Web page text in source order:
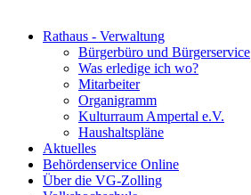
Rathaus - Verwaltung
Bürgerbüro und Bürgerservice
Was erledige ich wo?
Mitarbeiter
Organigramm
Kulturraum Ampertal e.V.
Haushaltspläne
Aktuelles
Behördenservice Online
Über die VG-Zolling